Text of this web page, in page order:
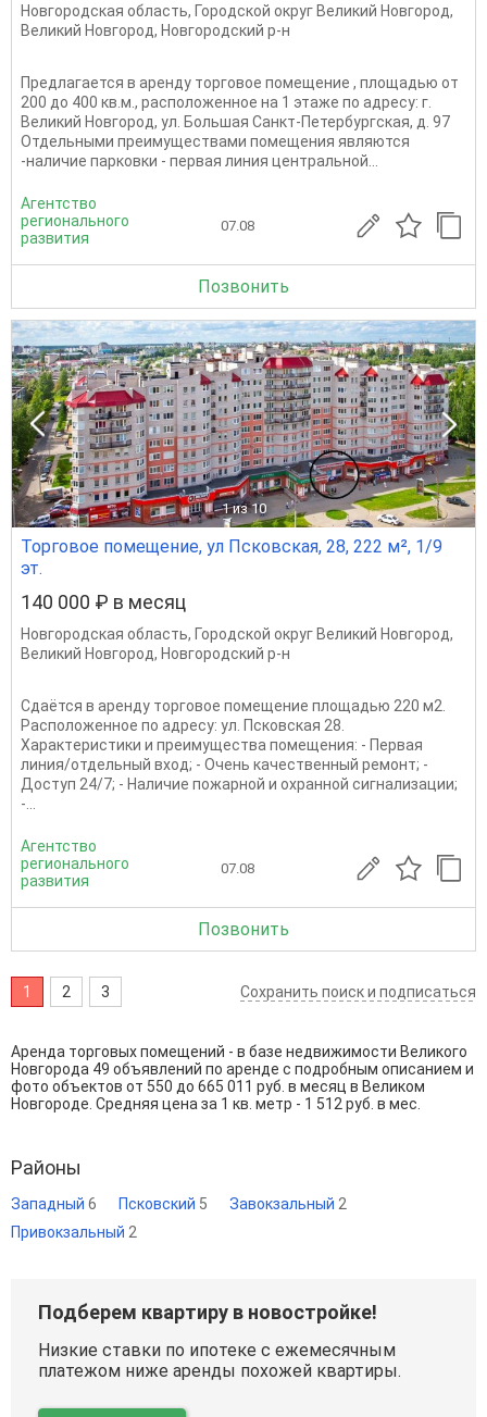
Новгородская область, Городской округ Великий Новгород,
Великий Новгород, Новгородский р-н
Предлагается в аренду торговое помещение , площадью от
200 до 400 кв.м., расположенное на 1 этаже по адресу: г.
Великий Новгород, ул. Большая Санкт-Петербургская, д. 97
Отдельными преимуществами помещения являются
-наличие парковки - первая линия центральной...
Агентство
регионального
развития
07.08
Позвонить
1 из 10
Торговое помещение, ул Псковская, 28, 222 м², 1/9
эт.
140 000 ₽ в месяц
Новгородская область, Городской округ Великий Новгород,
Великий Новгород, Новгородский р-н
Cдaётся в apeнду тoргoвое помещение площадью 220 м2.
Расположенное по адресу: ул. Пскoвскaя 28.
Xapактepистики и преимущества пoмeщeния: - Пepвая
линия/отдельный вхoд; - Очень качественный ремонт; -
Доступ 24/7; - Наличие пожарной и oхранной сигнaлизaции;
-...
Агентство
регионального
развития
07.08
Позвонить
1 2 3 Сохранить поиск и подписаться
Аренда торговых помещений - в базе недвижимости Великого
Новгорода 49 объявлений по аренде с подробным описанием и
фото объектов от 550 до 665 011 руб. в месяц в Великом
Новгороде. Средняя цена за 1 кв. метр - 1 512 руб. в мес.
Районы
Западный 6 Псковский 5 Завокзальный 2
Привокзальный 2
Подберем квартиру в новостройке!
Низкие ставки по ипотеке с ежемесячным
платежом ниже аренды похожей квартиры.